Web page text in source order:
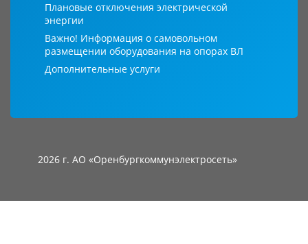
Плановые отключения электрической
энергии
Важно! Информация о самовольном
размещении оборудования на опорах ВЛ
Дополнительные услуги
2026 г. АО «Оренбургкоммунэлектросеть»